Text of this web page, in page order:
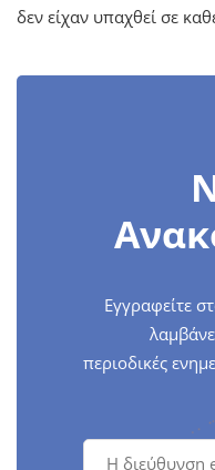
δεν είχαν υπαχθεί σε
Εγγραφείτε
περιοδικές